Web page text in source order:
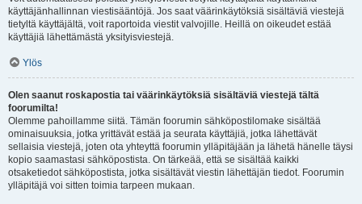
käyttäjänhallinnan viestisääntöjä. Jos saat väärinkäytöksiä sisältäviä viestejä
tietyltä käyttäjältä, voit raportoida viestit valvojille. Heillä on oikeudet estää
käyttäjiä lähettämästä yksityisviestejä.
Ylös
Olen saanut roskapostia tai väärinkäytöksiä sisältäviä viestejä tältä
foorumilta!
Olemme pahoillamme siitä. Tämän foorumin sähköpostilomake sisältää
ominaisuuksia, jotka yrittävät estää ja seurata käyttäjiä, jotka lähettävät
sellaisia viestejä, joten ota yhteyttä foorumin ylläpitäjään ja lähetä hänelle täysi
kopio saamastasi sähköpostista. On tärkeää, että se sisältää kaikki
otsaketiedot sähköpostista, jotka sisältävät viestin lähettäjän tiedot. Foorumin
ylläpitäjä voi sitten toimia tarpeen mukaan.